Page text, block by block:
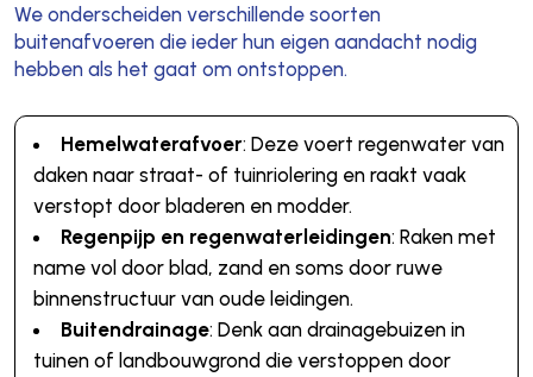
We onderscheiden verschillende soorten
buitenafvoeren die ieder hun eigen aandacht nodig
hebben als het gaat om ontstoppen.
Hemelwaterafvoer: Deze voert regenwater van
daken naar straat- of tuinriolering en raakt vaak
verstopt door bladeren en modder.
Regenpijp en regenwaterleidingen: Raken met
name vol door blad, zand en soms door ruwe
binnenstructuur van oude leidingen.
Buitendrainage: Denk aan drainagebuizen in
tuinen of landbouwgrond die verstoppen door